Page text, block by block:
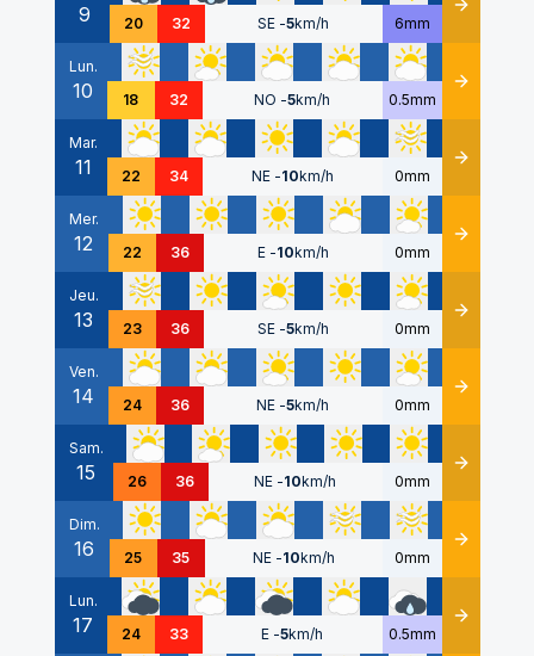
9 20 32 SE -5km/h 6mm Détails
Lun.
10 18 32 NO -5km/h 0.5mm Détails
Mar.
11 22 34 NE -10km/h 0mm Détails
Mer.
12 22 36 E -10km/h 0mm Détails
Jeu.
13 23 36 SE -5km/h 0mm Détails
Ven.
14 24 36 NE -5km/h 0mm Détails
Sam.
15 26 36 NE -10km/h 0mm Détails
Dim.
16 25 35 NE -10km/h 0mm Détails
Lun.
17 24 33 E -5km/h 0.5mm Détails